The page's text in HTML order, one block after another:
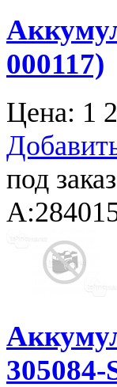
000117)
Цена: 1
под заказ
305084-